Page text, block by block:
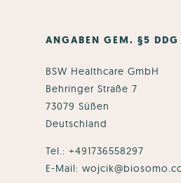
ANGABEN GEM. §5 DDG
BSW Healthcare GmbH
Behringer Straße 7
73079 Süßen
Deutschland
Tel.: +491736558297
E-Mail: